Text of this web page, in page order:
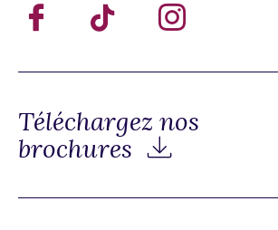
Téléchargez nos
brochures